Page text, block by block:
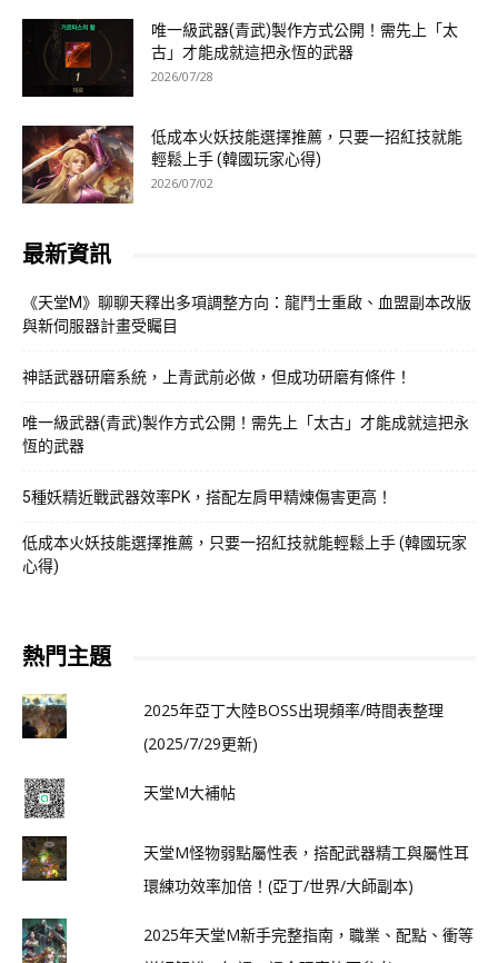
唯一級武器(青武)製作方式公開！需先上「太
古」才能成就這把永恆的武器
2026/07/28
低成本火妖技能選擇推薦，只要一招紅技就能
輕鬆上手 (韓國玩家心得)
2026/07/02
最新資訊
《天堂M》聊聊天釋出多項調整方向：龍鬥士重啟、血盟副本改版
與新伺服器計畫受矚目
神話武器研磨系統，上青武前必做，但成功研磨有條件！
唯一級武器(青武)製作方式公開！需先上「太古」才能成就這把永
恆的武器
5種妖精近戰武器效率PK，搭配左肩甲精煉傷害更高！
低成本火妖技能選擇推薦，只要一招紅技就能輕鬆上手 (韓國玩家
心得)
熱門主題
2025年亞丁大陸BOSS出現頻率/時間表整理
(2025/7/29更新)
天堂M大補帖
天堂M怪物弱點屬性表，搭配武器精工與屬性耳
環練功效率加倍！(亞丁/世界/大師副本)
2025年天堂M新手完整指南，職業、配點、衝等